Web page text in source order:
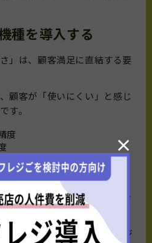
種を導入する
」は、顧客満足に直結する要
顧客が「使いにくい」と感じ
す。
度
度で使われるレジであれば、
直感的に操作しやすい機種を
を軽減するために、POSレジ
×